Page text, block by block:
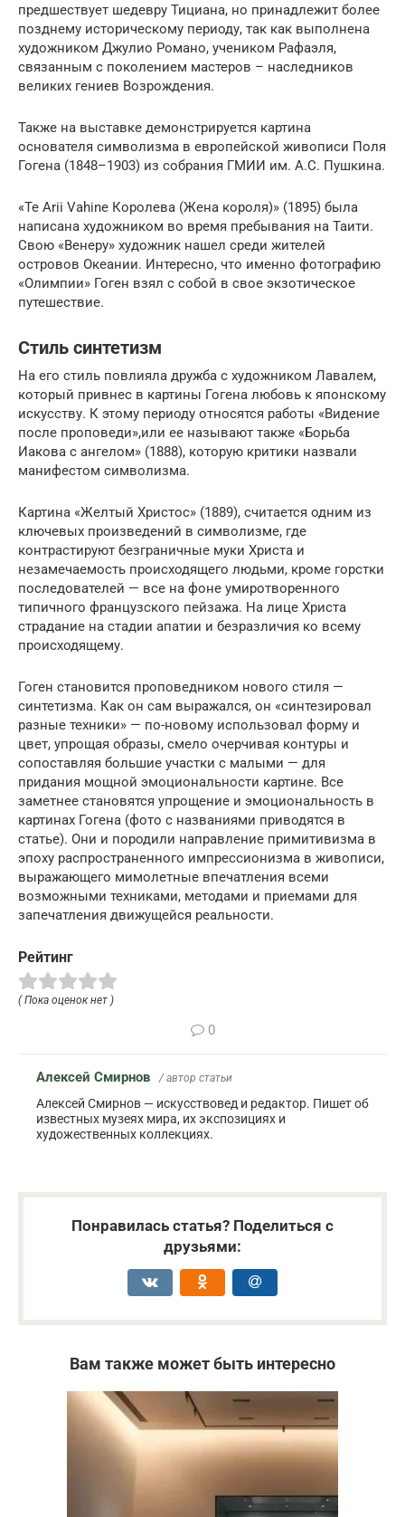
предшествует шедевру Тициана, но принадлежит более
позднему историческому периоду, так как выполнена
художником Джулио Романо, учеником Рафаэля,
связанным с поколением мастеров – наследников
великих гениев Возрождения.
Также на выставке демонстрируется картина
основателя символизма в европейской живописи Поля
Гогена (1848–1903) из собрания ГМИИ им. А.С. Пушкина.
«Te Arii Vahine Королева (Жена короля)» (1895) была
написана художником во время пребывания на Таити.
Свою «Венеру» художник нашел среди жителей
островов Океании. Интересно, что именно фотографию
«Олимпии» Гоген взял с собой в свое экзотическое
путешествие.
Стиль синтетизм
На его стиль повлияла дружба с художником Лавалем,
который привнес в картины Гогена любовь к японскому
искусству. К этому периоду относятся работы «Видение
после проповеди»,или ее называют также «Борьба
Иакова с ангелом» (1888), которую критики назвали
манифестом символизма.
Картина «Желтый Христос» (1889), считается одним из
ключевых произведений в символизме, где
контрастируют безграничные муки Христа и
незамечаемость происходящего людьми, кроме горстки
последователей — все на фоне умиротворенного
типичного французского пейзажа. На лице Христа
страдание на стадии апатии и безразличия ко всему
происходящему.
Гоген становится проповедником нового стиля —
синтетизма. Как он сам выражался, он «синтезировал
разные техники» — по-новому использовал форму и
цвет, упрощая образы, смело очерчивая контуры и
сопоставляя большие участки с малыми — для
придания мощной эмоциональности картине. Все
заметнее становятся упрощение и эмоциональность в
картинах Гогена (фото с названиями приводятся в
статье). Они и породили направление примитивизма в
эпоху распространенного импрессионизма в живописи,
выражающего мимолетные впечатления всеми
возможными техниками, методами и приемами для
запечатления движущейся реальности.
Рейтинг
( Пока оценок нет )
0
Алексей Смирнов / автор статьи
Алексей Смирнов — искусствовед и редактор. Пишет об
известных музеях мира, их экспозициях и
художественных коллекциях.
Понравилась статья? Поделиться с
друзьями:
Вам также может быть интересно